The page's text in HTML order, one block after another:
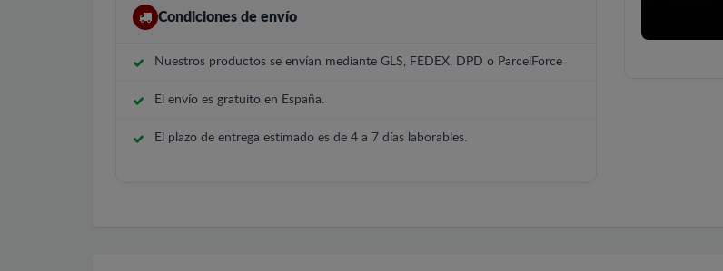
Condiciones de envío
Nuestros productos se envían mediante GLS, FEDEX, DPD o ParcelForce
El envío es gratuito en España.
El plazo de entrega estimado es de 4 a 7 días laborables.